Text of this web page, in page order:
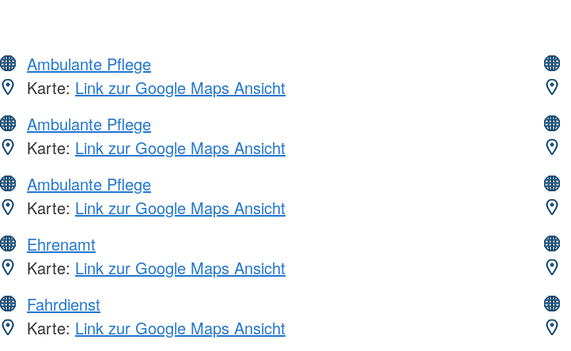
Ambulante Pflege
Karte: Link zur Google Maps Ansicht
Ambulante Pflege
Karte: Link zur Google Maps Ansicht
Ambulante Pflege
Karte: Link zur Google Maps Ansicht
Ehrenamt
Karte: Link zur Google Maps Ansicht
Fahrdienst
Karte: Link zur Google Maps Ansicht